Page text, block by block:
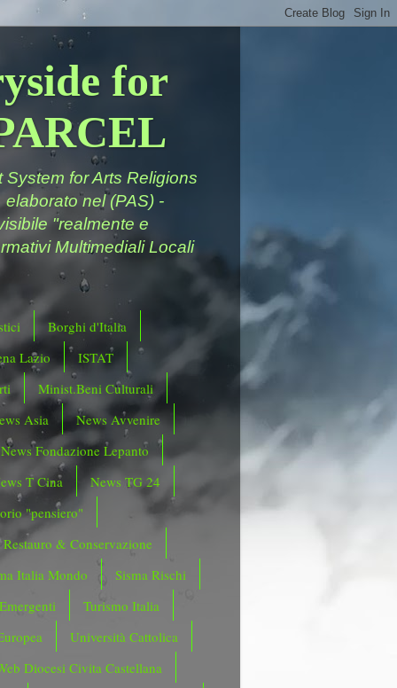
for
for Arts Religions
nel (PAS) -
"realmente e
Multimediali Locali
Borghi d'Italia
Lazio
ISTAT
Minist.Beni Culturali
Asia
News Avvenire
News Fondazione Lepanto
T Cina
News TG 24
"pensiero"
Restauro & Conservazione
Italia Mondo
Sisma Rischi
Turismo Italia
Università Cattolica
Diocesi Civita Castellana